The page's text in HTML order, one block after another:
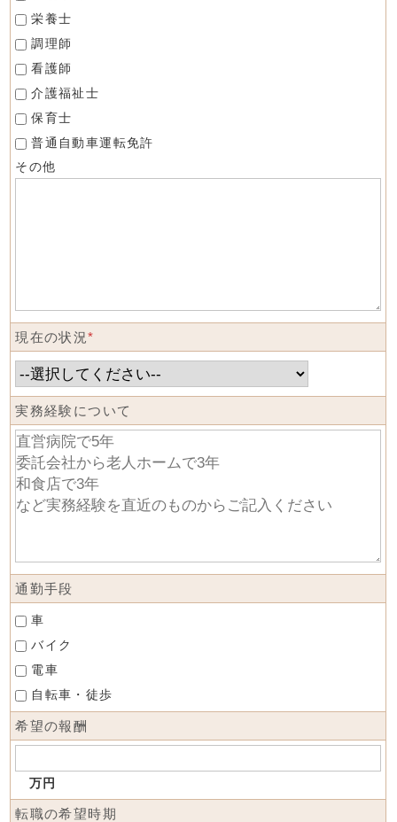
栄養士
調理師
看護師
介護福祉士
保育士
普通自動車運転免許
その他
現在の状況*
実務経験について
通勤手段
車
バイク
電車
自転車・徒歩
希望の報酬
万円
転職の希望時期